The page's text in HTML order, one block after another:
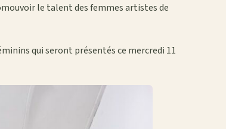
le talent des femmes artistes de
qui seront présentés ce mercredi 11